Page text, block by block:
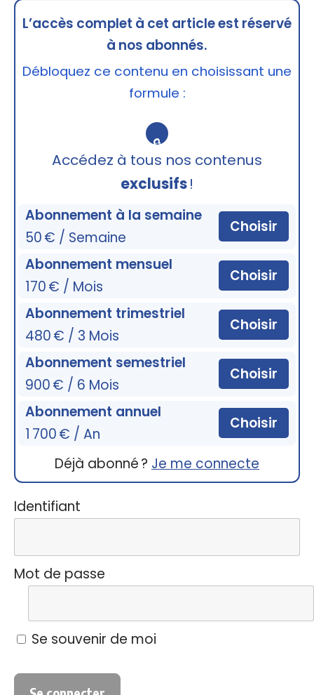
L’accès complet à cet article est réservé
à nos abonnés.
Débloquez ce contenu en choisissant une
formule :
🔒
Accédez à tous nos contenus
exclusifs!
Abonnement à la semaine
50 € / Semaine
Choisir
Abonnement mensuel
170 € / Mois
Choisir
Abonnement trimestriel
480 € / 3 Mois
Choisir
Abonnement semestriel
900 € / 6 Mois
Choisir
Abonnement annuel
1 700 € / An
Choisir
Déjà abonné ? Je me connecte
Identifiant
Mot de passe
Se souvenir de moi